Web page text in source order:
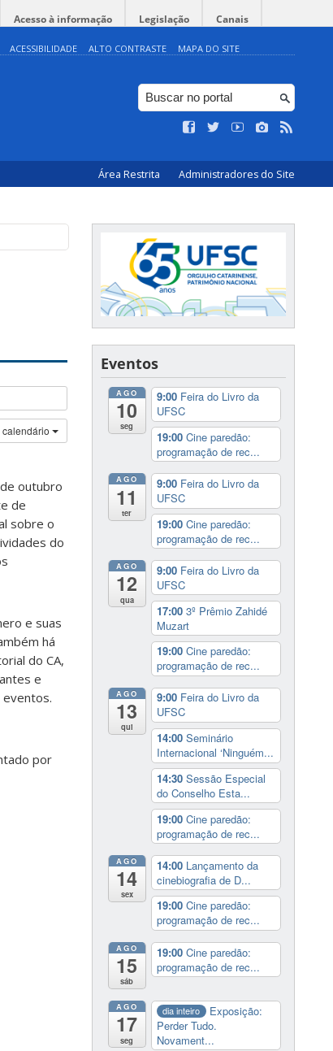
Acesso à informação Legislação Canais
ACESSIBILIDADE ALTO CONTRASTE MAPA DO SITE
Área Restrita Administradores do Site
outubro
de
sobre o
do
e suas
há
do CA,
e
por
Eventos
AGO
10
seg
9:00 Feira do Livro da
UFSC
19:00 Cine paredão:
programação de rec...
AGO
11
ter
9:00 Feira do Livro da
UFSC
19:00 Cine paredão:
programação de rec...
AGO
12
qua
9:00 Feira do Livro da
UFSC
17:00 3º Prêmio Zahidé
Muzart
19:00 Cine paredão:
programação de rec...
AGO
13
qui
9:00 Feira do Livro da
UFSC
14:00 Seminário
Internacional ‘Ninguém...
14:30 Sessão Especial
do Conselho Esta...
19:00 Cine paredão:
programação de rec...
AGO
14
sex
14:00 Lançamento da
cinebiografia de D...
19:00 Cine paredão:
programação de rec...
AGO
15
sáb
19:00 Cine paredão:
programação de rec...
AGO
17
seg
dia inteiro
Exposição:
Perder Tudo.
Novament...